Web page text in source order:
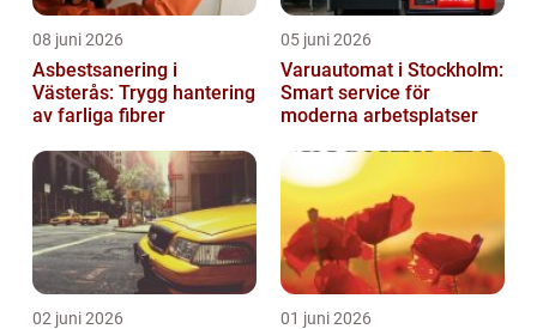
08 juni 2026
Asbestsanering i
Västerås: Trygg hantering
av farliga fibrer
05 juni 2026
Varuautomat i Stockholm:
Smart service för
moderna arbetsplatser
02 juni 2026 01 juni 2026